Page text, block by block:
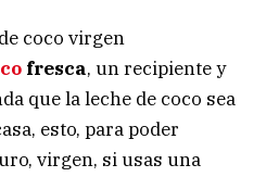
coco virgen
fresca, un recipiente y
que la leche de coco sea
esto, para poder
virgen, si usas una